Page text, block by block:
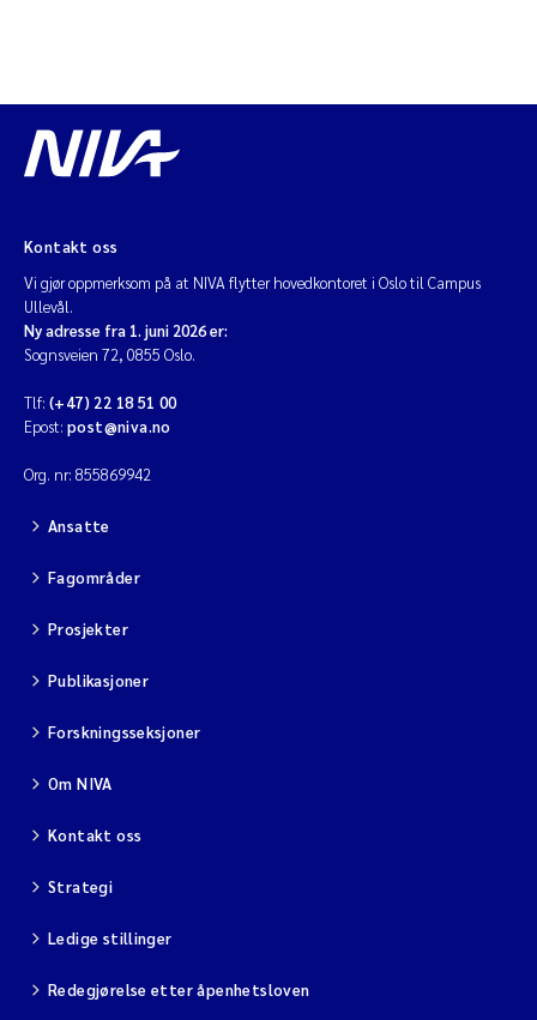
Kontakt oss
Vi gjør oppmerksom på at NIVA flytter hovedkontoret i Oslo til Campus
Ullevål.
Ny adresse fra 1. juni 2026 er:
Sognsveien 72, 0855 Oslo.
Tlf: (+47) 22 18 51 00
Epost: post@niva.no
Org. nr: 855869942
Ansatte
Fagområder
Prosjekter
Publikasjoner
Forskningsseksjoner
Om NIVA
Kontakt oss
Strategi
Ledige stillinger
Redegjørelse etter åpenhetsloven